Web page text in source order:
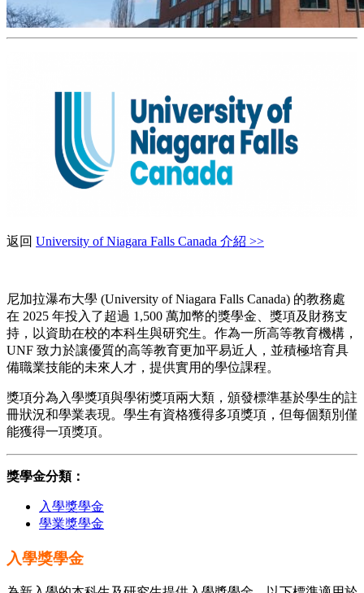
返回 University of Niagara Falls Canada 介紹 >>
尼加拉瀑布大學 (University of Niagara Falls Canada) 的教務處
在 2025 年投入了超過 1,500 萬加幣的獎學金、獎項及財務支
持，以資助在校的本科生與研究生。作為一所高等教育機構，
UNF 致力於讓優質的高等教育更加平易近人，並積極培育具
備職業技能的未來人才，提供實用的學位課程。
獎項分為入學獎項與學術獎項兩大類，頒發標準基於學生的註
冊狀況和學業表現。學生有資格獲得多項獎項，但每個類別僅
能獲得一項獎項。
獎學金分類：
入學獎學金
學業獎學金
入學獎學金